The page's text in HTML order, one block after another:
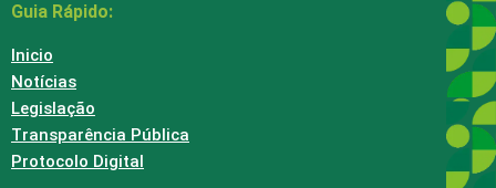
Guia Rápido:
Inicio
Notícias
Legislação
Transparência Pública
Protocolo Digital